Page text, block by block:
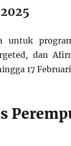
untuk
dan
17